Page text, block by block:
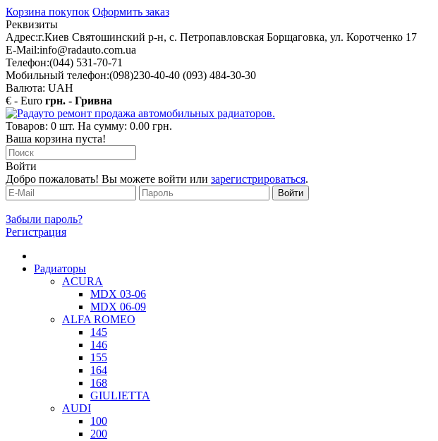
Корзина покупок Оформить заказ
Реквизиты
Адрес:г.Киев Святошинский р-н, с. Петропавловская Борщаговка, ул. Коротченко 17
E-Mail:info@radauto.com.ua
Телефон:(044) 531-70-71
Мобильный телефон:(098)230-40-40 (093) 484-30-30
Валюта: UAH
€ - Euro грн. - Гривна
Товаров: 0 шт. На сумму: 0.00 грн.
Ваша корзина пуста!
Войти
Добро пожаловать! Вы можете войти или зарегистрироваться.
Забыли пароль?
Регистрация
Радиаторы
ACURA
MDX 03-06
MDX 06-09
ALFA ROMEO
145
146
155
164
168
GIULIETTA
AUDI
100
200